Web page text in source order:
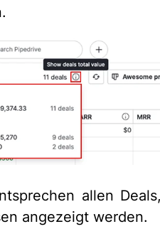
allen
angezeigt werden.